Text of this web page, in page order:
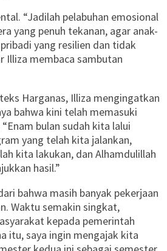
“Jadilah pelabuhan emosional
yang penuh tekanan, agar anak-
yang resilien dan tidak
Illiza membaca sambutan
Harganas, Illiza mengingatkan
bahwa kini telah memasuki
bulan sudah kita lalui
yang telah kita jalankan,
kita lakukan, dan Alhamdulillah
hasil.”
bahwa masih banyak pekerjaan
Waktu semakin singkat,
kepada pemerintah
itu, saya ingin mengajak kita